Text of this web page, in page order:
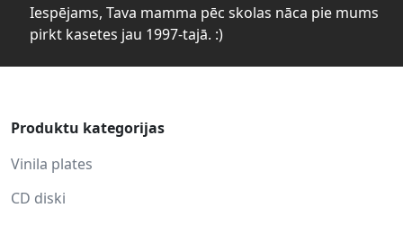
Iespējams, Tava mamma pēc skolas nāca pie mums
pirkt kasetes jau 1997-tajā. :)
Produktu kategorijas
Vinila plates
CD diski